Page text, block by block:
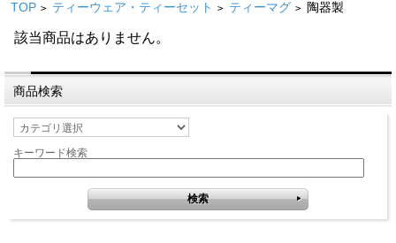
TOP > ティーウェア・ティーセット > ティーマグ > 陶器製
該当商品はありません。
商品検索
キーワード検索